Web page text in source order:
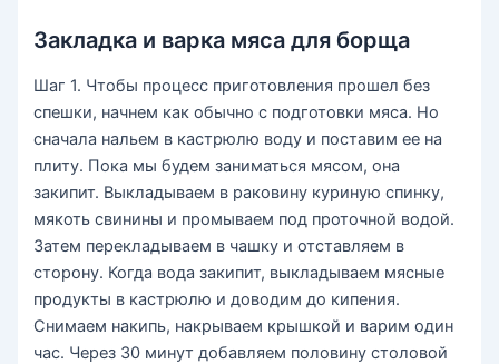
Закладка и варка мяса для борща
Шаг 1. Чтобы процесс приготовления прошел без
спешки, начнем как обычно с подготовки мяса. Но
сначала нальем в кастрюлю воду и поставим ее на
плиту. Пока мы будем заниматься мясом, она
закипит. Выкладываем в раковину куриную спинку,
мякоть свинины и промываем под проточной водой.
Затем перекладываем в чашку и отставляем в
сторону. Когда вода закипит, выкладываем мясные
продукты в кастрюлю и доводим до кипения.
Снимаем накипь, накрываем крышкой и варим один
час. Через 30 минут добавляем половину столовой